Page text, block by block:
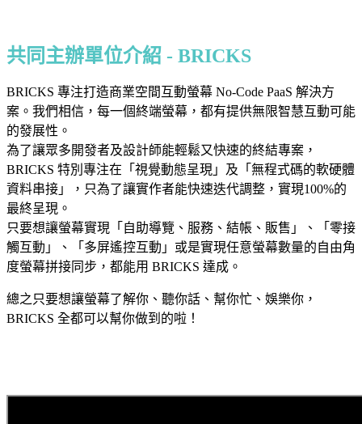
共同主辦單位介紹 - BRICKS
BRICKS 專注打造商業空間互動螢幕 No-Code PaaS 解決方
案。我們相信，每一個終端螢幕，都有提供無限智慧互動可能
的發展性。
為了讓眾多開發者及設計師能輕鬆又快速的終結專案，
BRICKS 特別專注在「視覺動態呈現」及「無程式碼的軟硬體
資料串接」，只為了讓實作者能快速迭代調整，實現100%的
最終呈現。
只要想讓螢幕實現「自助導覽、服務、結帳、販售」、「零接
觸互動」、「多屏遙控互動」或是實現任意螢幕數量的自由角
度螢幕拼接同步，都能用 BRICKS 達成。
總之只要想讓螢幕了解你、聽你話、幫你忙、娛樂你，
BRICKS 全都可以幫你做到的啦！